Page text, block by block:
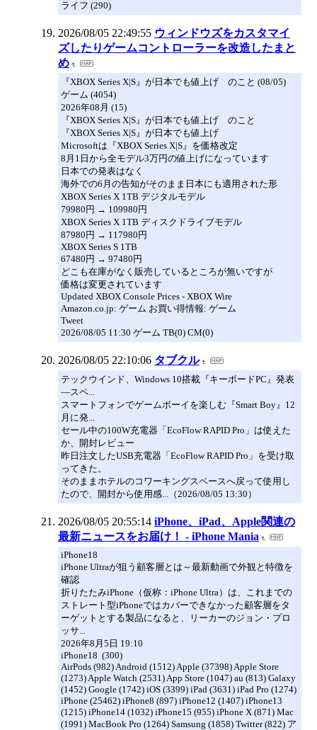
ライフ (290)
2026/08/05 22:49:55 ウィンドウズをカスタマイ
ズしたりゲームコントローラーを改造したまと
め
『XBOX Series X|S』が日本でも値上げ のこと (08/05)
ゲーム (4054)
2026年08月 (15)
『XBOX Series X|S』が日本でも値上げ のこと
『XBOX Series X|S』が日本でも値上げ
Microsoftは『XBOX Series X|S』を価格改定
8月1日から全モデル3万円の値上げになっています
日本での発表はなく
海外での6月の告知がそのまま日本にも適用された形
XBOX Series X 1TB デジタルモデル
79980円 → 109980円
XBOX Series X 1TB ディスクドライブモデル
87980円 → 117980円
XBOX Series S 1TB
67480円 → 97480円
どこも在庫がなく販売しているところが無いですが
価格は変更されています
Updated XBOX Console Prices - XBOX Wire
Amazon.co.jp: ゲーム お買い得情報: ゲーム
Tweet
2026/08/05 11:30 ゲーム TB(0) CM(0)
2026/08/05 22:10:06 タブクル
テックウインド、Windows 10搭載『キーボードPC』発表
―スペ...
スマートフォンでゲームボーイを楽しむ『Smart Boy』12
月に発...
セール中の100W充電器「EcoFlow RAPID Pro」は使えた
か、開封レビュー
昨日注文したUSB充電器「EcoFlow RAPID Pro」を受け取
ってきた。
そのままホテルのコワーキングスペースへ戻って使用し
たので、開封から使用感...（2026/08/05 13:30）
2026/08/05 20:55:14 iPhone、iPad、Apple関連の
最新ニュースをお届け！ - iPhone Mania
iPhone18
iPhone Ultraが狙う顧客層とは～最新動画で外観と特徴を
確認
折りたたみiPhone（仮称：iPhone Ultra）は、これまでの
ストレート型iPhoneではカバーできなかった顧客層をタ
ーゲットとする製品になると、リーカーのジョン・プロ
ッサ...
2026年8月5日 19:10
iPhone18 (300)
AirPods (982) Android (1512) Apple (37398) Apple Store
(1273) Apple Watch (2531) App Store (1047) au (813) Galaxy
(1452) Google (1742) iOS (3399) iPad (3631) iPad Pro (1274)
iPhone (25462) iPhone8 (897) iPhone12 (1407) iPhone13
(1215) iPhone14 (1032) iPhone15 (955) iPhone X (871) Mac
(1991) MacBook Pro (1264) Samsung (1858) Twitter (822) ア